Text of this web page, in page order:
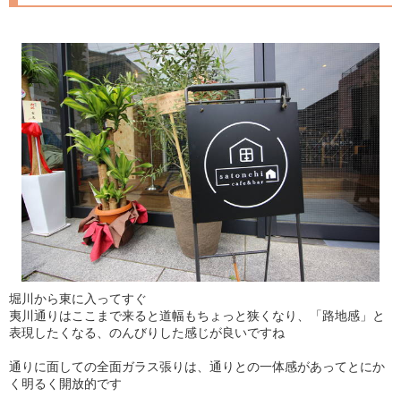
堀川から東に入ってすぐ
夷川通りはここまで来ると道幅もちょっと狭くなり、「路地感」と
表現したくなる、のんびりした感じが良いですね
通りに面しての全面ガラス張りは、通りとの一体感があってとにか
く明るく開放的です